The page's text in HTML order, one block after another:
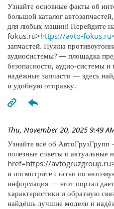
Узнайте основные факты об
большой каталог
для любых машин! Перейдите
fokus.ru>https://avto-
запчастей. Нужна
аудиосистемы? — площадка
безопасности, аудио-системы
надёжные запчасти — здесь
и удобную отправку.
Thu, November 20, 2025 9:49
Узнайте всё об
полезные советы и актуальные
href=https://
и посмотрите статьи по
информация — этот портал
характеристики и обратную
найдёшь лучшие модели и